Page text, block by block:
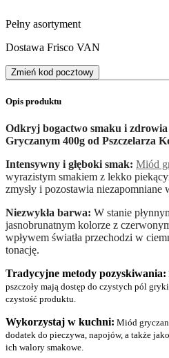
Pełny asortyment
Dostawa Frisco VAN
Zmień kod pocztowy
Opis produktu
Odkryj bogactwo smaku i
Gryczanym 400g od Pszczelarza
Intensywny i głęboki smak: Miód
wyrazistym smakiem z lekko
zmysły i pozostawia niezapomniane
Niezwykła barwa: W stanie
jasnobrunatnym kolorze z
wpływem światła przechodzi w
tonację.
Tradycyjne metody pozyskiwania:
pszczoły mają dostęp do czystych pól
czystość produktu.
Wykorzystaj w kuchni: Miód
dodatek do pieczywa, napojów, a także
ich walory smakowe.